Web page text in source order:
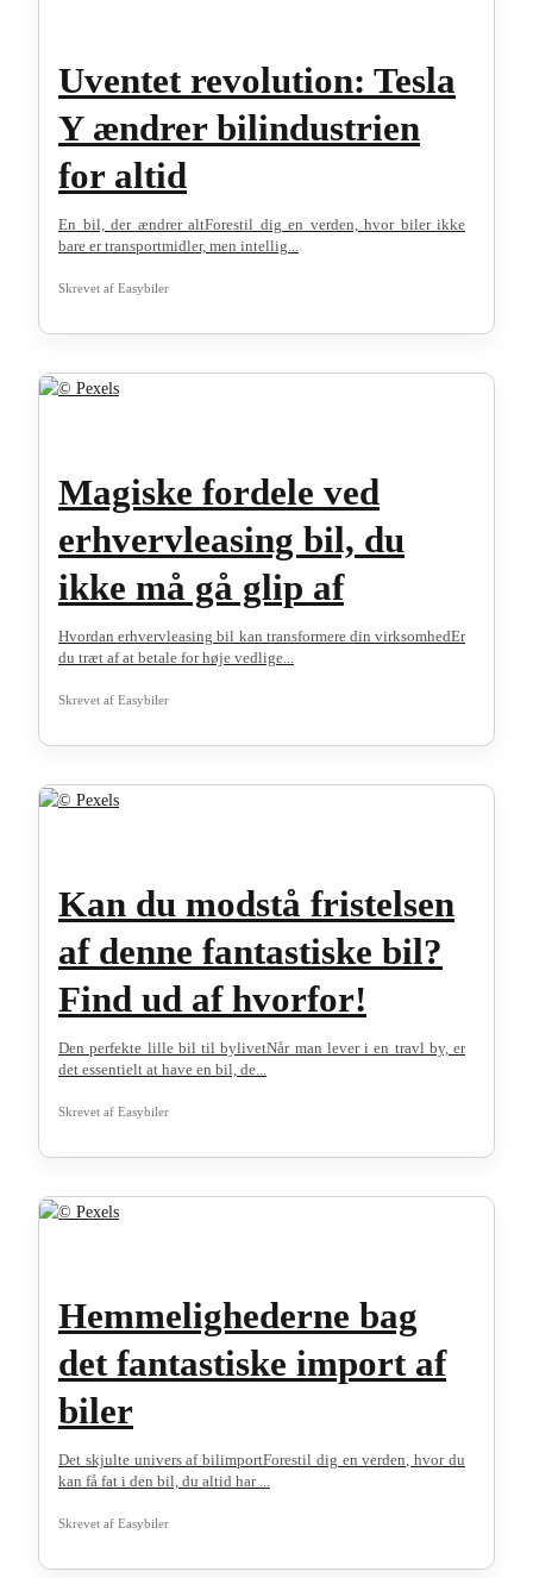
Uventet revolution: Tesla
Y ændrer bilindustrien
for altid
En bil, der ændrer altForestil dig en verden, hvor biler ikke
bare er transportmidler, men intellig...
Skrevet af Easybiler
Magiske fordele ved
erhvervleasing bil, du
ikke må gå glip af
Hvordan erhvervleasing bil kan transformere din virksomhedEr
du træt af at betale for høje vedlige...
Skrevet af Easybiler
Kan du modstå fristelsen
af denne fantastiske bil?
Find ud af hvorfor!
Den perfekte lille bil til bylivetNår man lever i en travl by, er
det essentielt at have en bil, de...
Skrevet af Easybiler
Hemmelighederne bag
det fantastiske import af
biler
Det skjulte univers af bilimportForestil dig en verden, hvor du
kan få fat i den bil, du altid har ...
Skrevet af Easybiler